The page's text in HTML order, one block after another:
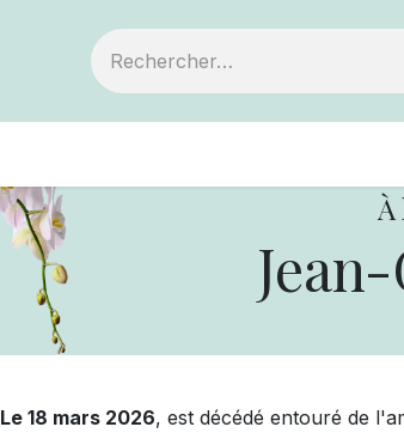
Le 18 mars 2026, est décédé entouré de